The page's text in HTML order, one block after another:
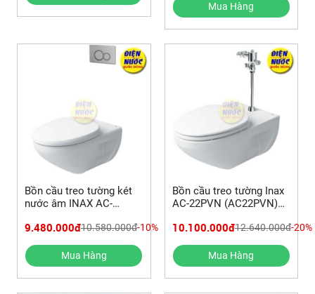
Mua Hàng
Bồn cầu treo tường két
nước âm INAX AC-
9.480.000đ10.580.000đ-10%
Mua Hàng
Bồn cầu treo tường Inax
AC-22PVN (AC22PVN)
10.100.000đ12.640.000đ-20%
Mua Hàng